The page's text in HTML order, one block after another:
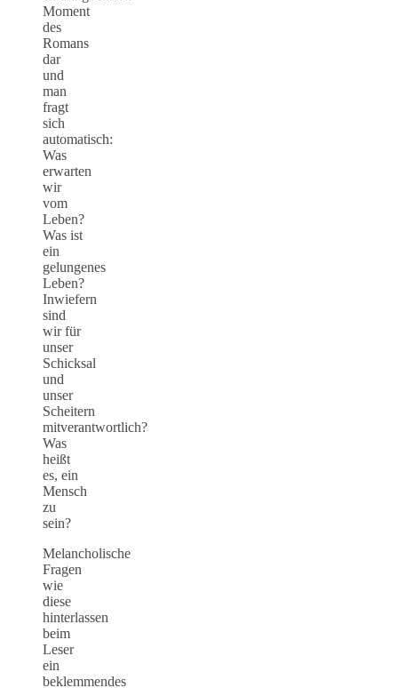
Moment
des
Romans
dar
und
man
fragt
sich
automatisch:
Was
erwarten
wir
vom
Leben?
Was ist
ein
gelungenes
Leben?
Inwiefern
sind
wir für
unser
Schicksal
und
unser
Scheitern
mitverantwortlich?
Was
heißt
es, ein
Mensch
zu
sein?
Melancholische
Fragen
wie
diese
hinterlassen
beim
Leser
ein
beklemmendes